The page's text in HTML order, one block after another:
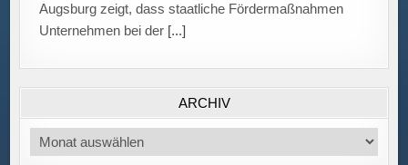
ARCHIV
Archiv